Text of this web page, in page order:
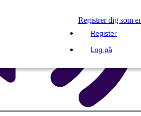
Registrer dig som
Register
Log på